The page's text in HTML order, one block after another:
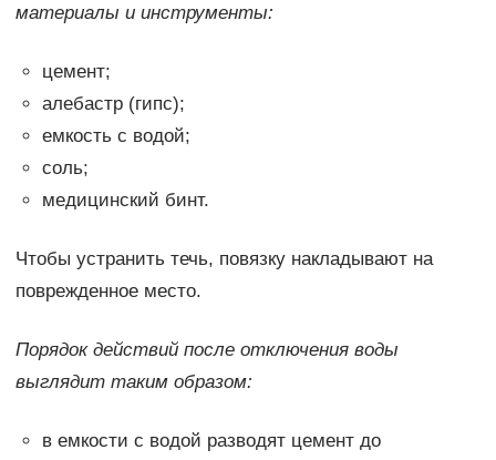
материалы и инструменты:
цемент;
алебастр (гипс);
емкость с водой;
соль;
медицинский бинт.
Чтобы устранить течь, повязку накладывают на
поврежденное место.
Порядок действий после отключения воды
выглядит таким образом:
в емкости с водой разводят цемент до